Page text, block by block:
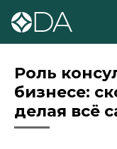
Роль
бизнесе:
делая всё